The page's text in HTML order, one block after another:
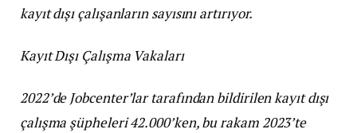
kayıt dışı çalışanların sayısını artırıyor.
Kayıt Dışı Çalışma Vakaları
2022’de Jobcenter’lar tarafından bildirilen kayıt dışı
çalışma şüpheleri 42.000’ken, bu rakam 2023’te